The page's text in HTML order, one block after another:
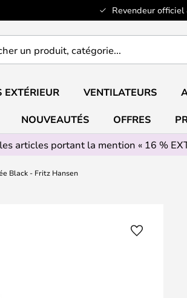
Revendeur officiel
EXTÉRIEUR VENTILATEURS
NOUVEAUTÉS OFFRES
articles portant la mention « 16 %
Black - Fritz Hansen